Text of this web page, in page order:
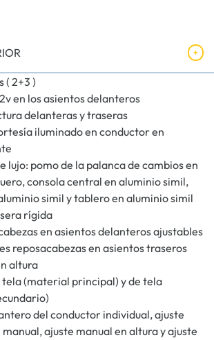
( 2+3 )
en los asientos delanteros
delanteras y traseras
iluminado en conductor en
lujo: pomo de la palanca de cambios en
consola central en aluminio simil,
simil y tablero en aluminio simil
rígida
en asientos delanteros ajustables
reposacabezas en asientos traseros
altura
tela (material principal) y de tela
del conductor individual, ajuste
ajuste manual en altura y ajuste